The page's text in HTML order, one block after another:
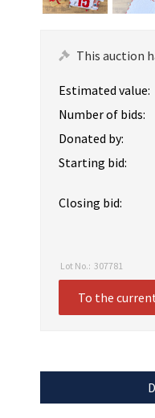
This auction
Estimated value:
Number of bids:
Donated by:
Starting bid:
Closing bid:
Lot No.: 307781
To the